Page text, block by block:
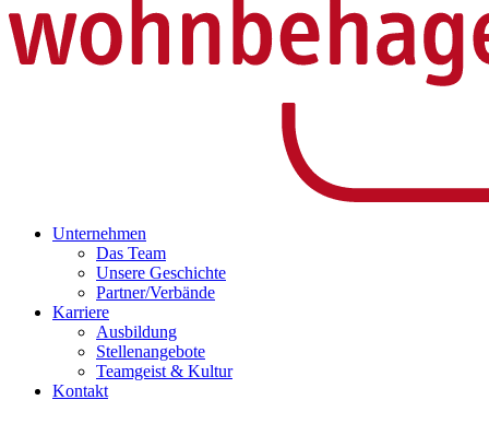
Unternehmen
Das Team
Unsere Geschichte
Partner/Verbände
Karriere
Ausbildung
Stellenangebote
Teamgeist & Kultur
Kontakt